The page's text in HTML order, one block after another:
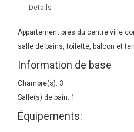
Details
Appartement près du centre ville
salle de bains, toilette, balcon et
Information de base
Chambre(s): 3
Salle(s) de bain: 1
Équipements: